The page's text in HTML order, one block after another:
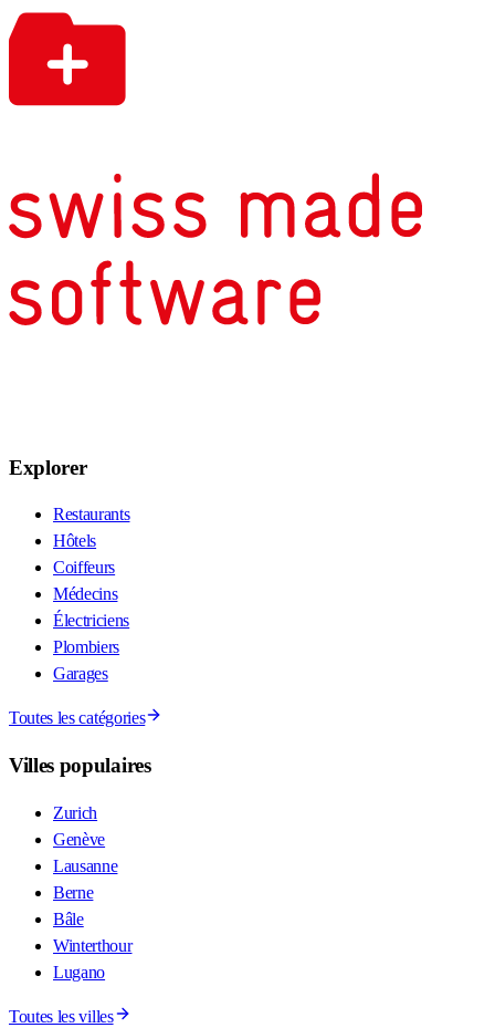
Explorer
Restaurants
Hôtels
Coiffeurs
Médecins
Électriciens
Plombiers
Garages
Toutes les catégories
Villes populaires
Zurich
Genève
Lausanne
Berne
Bâle
Winterthour
Lugano
Toutes les villes